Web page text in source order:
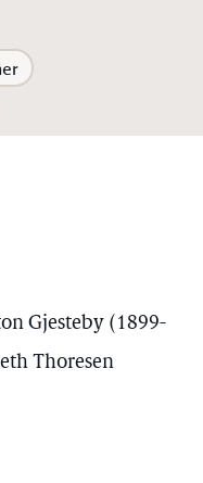
Gjesteby (1899-
Thoresen